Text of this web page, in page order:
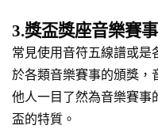
3.獎盃獎座音樂賽
常見使用音符五線譜或是
於各類音樂賽事的頒獎，
他人一目了然為音樂賽事
盃的特質。